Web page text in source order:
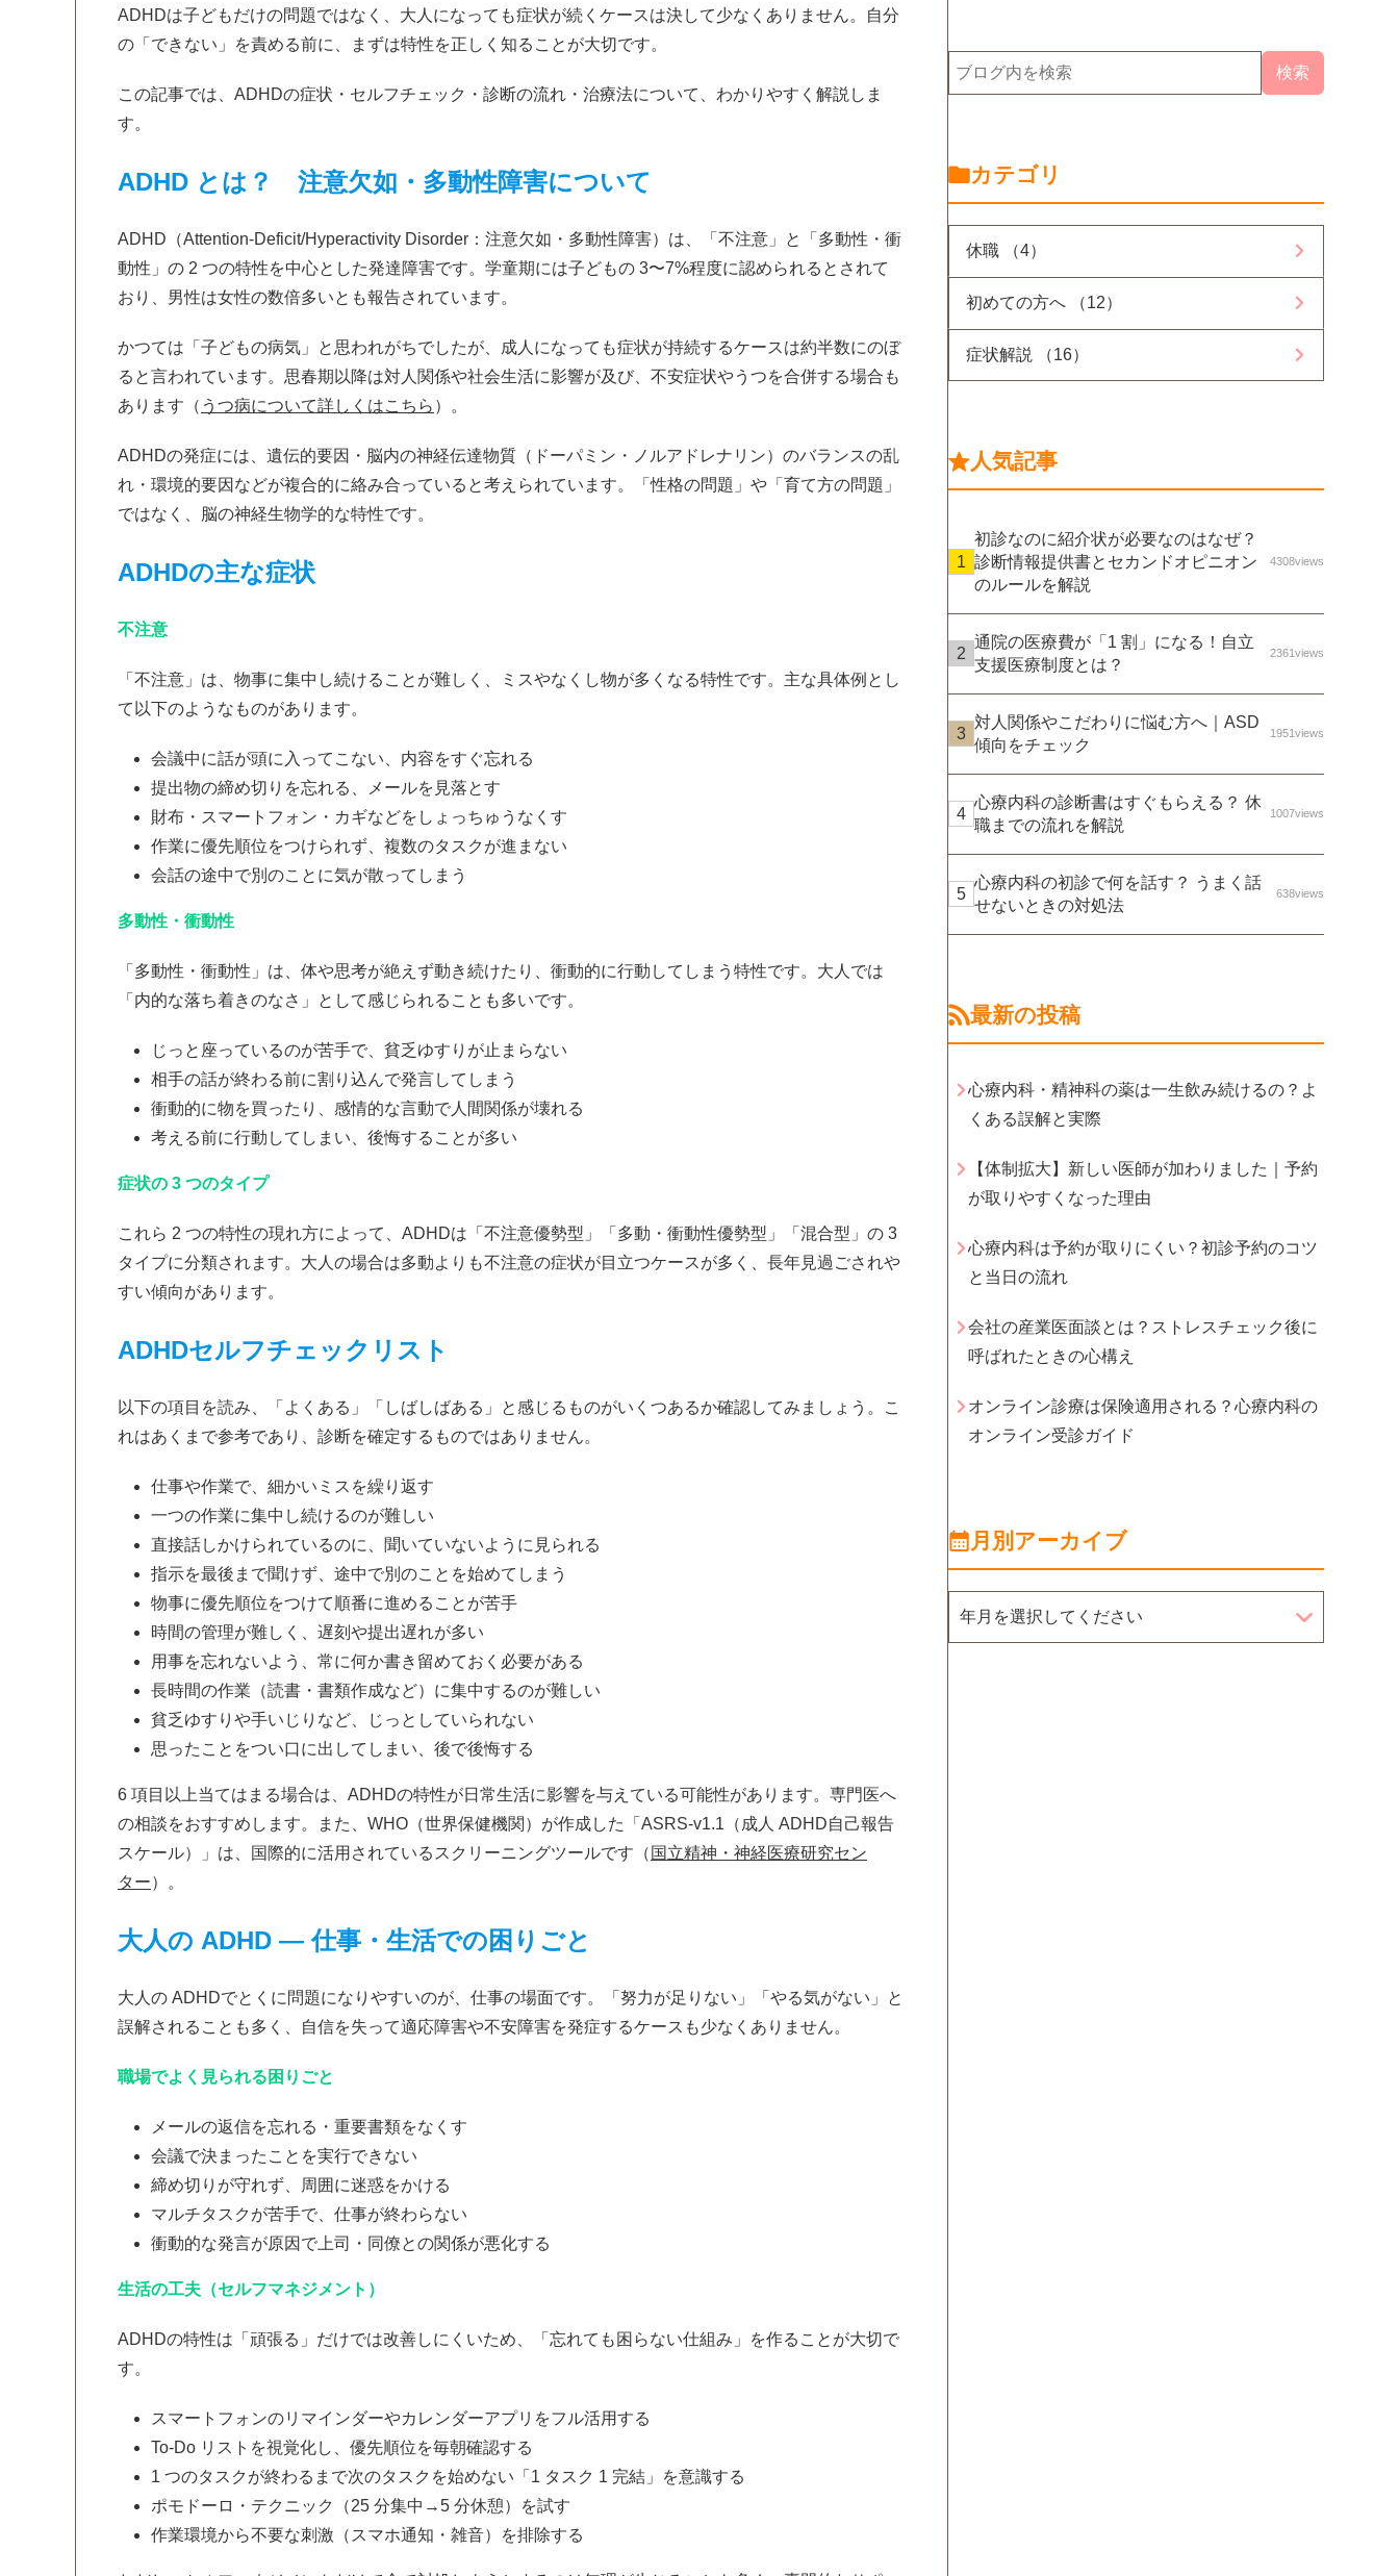
ADHDは子どもだけの問題ではなく、大人になっても症状が続くケースは決して少なくありません。自分
の「できない」を責める前に、まずは特性を正しく知ることが大切です。
この記事では、ADHDの症状・セルフチェック・診断の流れ・治療法について、わかりやすく解説しま
す。
ADHD とは？ 注意欠如・多動性障害について
ADHD（Attention-Deficit/Hyperactivity Disorder：注意欠如・多動性障害）は、「不注意」と「多動性・衝
動性」の 2 つの特性を中心とした発達障害です。学童期には子どもの 3〜7%程度に認められるとされて
おり、男性は女性の数倍多いとも報告されています。
かつては「子どもの病気」と思われがちでしたが、成人になっても症状が持続するケースは約半数にのぼ
ると言われています。思春期以降は対人関係や社会生活に影響が及び、不安症状やうつを合併する場合も
あります（ うつ病について詳しくはこちら ）。
ADHDの発症には、遺伝的要因・脳内の神経伝達物質（ドーパミン・ノルアドレナリン）のバランスの乱
れ・環境的要因などが複合的に絡み合っていると考えられています。「性格の問題」や「育て方の問題」
ではなく、脳の神経生物学的な特性です。
ADHDの主な症状
不注意
「不注意」は、物事に集中し続けることが難しく、ミスやなくし物が多くなる特性です。主な具体例とし
て以下のようなものがあります。
会議中に話が頭に入ってこない、内容をすぐ忘れる
提出物の締め切りを忘れる、メールを見落とす
財布・スマートフォン・カギなどをしょっちゅうなくす
作業に優先順位をつけられず、複数のタスクが進まない
会話の途中で別のことに気が散ってしまう
多動性・衝動性
「多動性・衝動性」は、体や思考が絶えず動き続けたり、衝動的に行動してしまう特性です。大人では
「内的な落ち着きのなさ」として感じられることも多いです。
じっと座っているのが苦手で、貧乏ゆすりが止まらない
相手の話が終わる前に割り込んで発言してしまう
衝動的に物を買ったり、感情的な言動で人間関係が壊れる
考える前に行動してしまい、後悔することが多い
症状の 3 つのタイプ
これら 2 つの特性の現れ方によって、ADHDは「不注意優勢型」「多動・衝動性優勢型」「混合型」の 3
タイプに分類されます。大人の場合は多動よりも不注意の症状が目立つケースが多く、長年見過ごされや
すい傾向があります。
ADHDセルフチェックリスト
以下の項目を読み、「よくある」「しばしばある」と感じるものがいくつあるか確認してみましょう。こ
れはあくまで参考であり、診断を確定するものではありません。
仕事や作業で、細かいミスを繰り返す
一つの作業に集中し続けるのが難しい
直接話しかけられているのに、聞いていないように見られる
指示を最後まで聞けず、途中で別のことを始めてしまう
物事に優先順位をつけて順番に進めることが苦手
時間の管理が難しく、遅刻や提出遅れが多い
用事を忘れないよう、常に何か書き留めておく必要がある
長時間の作業（読書・書類作成など）に集中するのが難しい
貧乏ゆすりや手いじりなど、じっとしていられない
思ったことをつい口に出してしまい、後で後悔する
6 項目以上当てはまる場合は、ADHDの特性が日常生活に影響を与えている可能性があります。専門医へ
の相談をおすすめします。また、WHO（世界保健機関）が作成した「ASRS-v1.1（成人 ADHD自己報告
スケール）」は、国際的に活用されているスクリーニングツールです（ 国立精神・神経医療研究セン
ター）。
大人の ADHD ― 仕事・生活での困りごと
大人の ADHDでとくに問題になりやすいのが、仕事の場面です。「努力が足りない」「やる気がない」と
誤解されることも多く、自信を失って適応障害や不安障害を発症するケースも少なくありません。
職場でよく見られる困りごと
メールの返信を忘れる・重要書類をなくす
会議で決まったことを実行できない
締め切りが守れず、周囲に迷惑をかける
マルチタスクが苦手で、仕事が終わらない
衝動的な発言が原因で上司・同僚との関係が悪化する
生活の工夫（セルフマネジメント）
ADHDの特性は「頑張る」だけでは改善しにくいため、「忘れても困らない仕組み」を作ることが大切で
す。
スマートフォンのリマインダーやカレンダーアプリをフル活用する
To-Do リストを視覚化し、優先順位を毎朝確認する
1 つのタスクが終わるまで次のタスクを始めない「1 タスク 1 完結」を意識する
ポモドーロ・テクニック（25 分集中→5 分休憩）を試す
作業環境から不要な刺激（スマホ通知・雑音）を排除する
カテゴリ
休職 （4）
初めての方へ （12）
症状解説 （16）
人気記事
初診なのに紹介状が必要なのはなぜ？
診断情報提供書とセカンドオピニオン
のルールを解説
4308views
通院の医療費が「1 割」になる！自立
支援医療制度とは？
2361views
対人関係やこだわりに悩む方へ｜ASD
傾向をチェック
1951views
心療内科の診断書はすぐもらえる？ 休
職までの流れを解説
1007views
心療内科の初診で何を話す？ うまく話
せないときの対処法
638views
最新の投稿
心療内科・精神科の薬は一生飲み続けるの？よ
くある誤解と実際
【体制拡大】新しい医師が加わりました｜予約
が取りやすくなった理由
心療内科は予約が取りにくい？初診予約のコツ
と当日の流れ
会社の産業医面談とは？ストレスチェック後に
呼ばれたときの心構え
オンライン診療は保険適用される？心療内科の
オンライン受診ガイド
月別アーカイブ
年月を選択してください